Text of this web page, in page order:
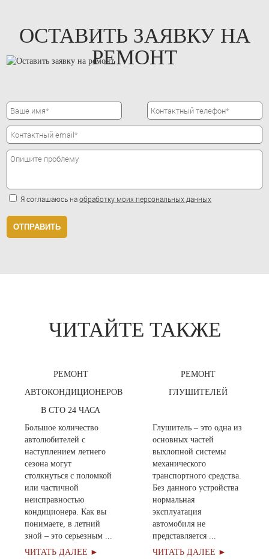
ОСТАВИТЬ ЗАЯВКУ НА
РЕМОНТ
Я соглашаюсь наобработку моих персональных данных
ОТПРАВИТЬ
ЧИТАЙТЕ ТАКЖЕ
РЕМОНТ
АВТОКОНДИЦИОНЕРОВ
В СТО 24 ЧАСА
Большое количество
автолюбителей с
наступлением летнего
сезона могут
столкнуться с поломкой
или частичной
неисправностью
кондиционера. Как вы
понимаете, в летний
зной – это серьезным ...
ЧИТАТЬ ДАЛЕЕ ►
РЕМОНТ
ГЛУШИТЕЛЕЙ
Глушитель – это одна из
основных частей
выхлопной системы
механического
транспортного средства.
Без данного устройства
нормальная
эксплуатация
автомобиля не
представляется ...
ЧИТАТЬ ДАЛЕЕ ►